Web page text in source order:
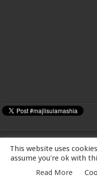
MAJLIS-E-ULAMA-E-SHIA
(a.s) Centre, 26 Estreham
This website uses
assume you're ok with
Read More